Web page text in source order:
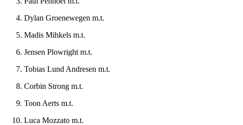
Dylan Groenewegen m.t.
Madis Mihkels m.t.
Jensen Plowright m.t.
Tobias Lund Andresen m.t.
Corbin Strong m.t.
Toon Aerts m.t.
Luca Mozzato m.t.